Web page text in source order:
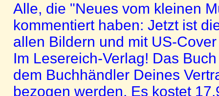
Alle, die "Neues vom kleinen
kommentiert haben: Jetzt ist
allen Bildern und mit US-
Im Lesereich-Verlag! Das
dem Buchhändler Deines
bezogen werden. Es kostet